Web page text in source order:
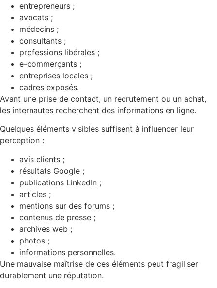
entrepreneurs ;
avocats ;
médecins ;
consultants ;
professions libérales ;
e-commerçants ;
entreprises locales ;
cadres exposés.
Avant une prise de contact, un recrutement ou un achat,
les internautes recherchent des informations en ligne.
Quelques éléments visibles suffisent à influencer leur
perception :
avis clients ;
résultats Google ;
publications LinkedIn ;
articles ;
mentions sur des forums ;
contenus de presse ;
archives web ;
photos ;
informations personnelles.
Une mauvaise maîtrise de ces éléments peut fragiliser
durablement une réputation.